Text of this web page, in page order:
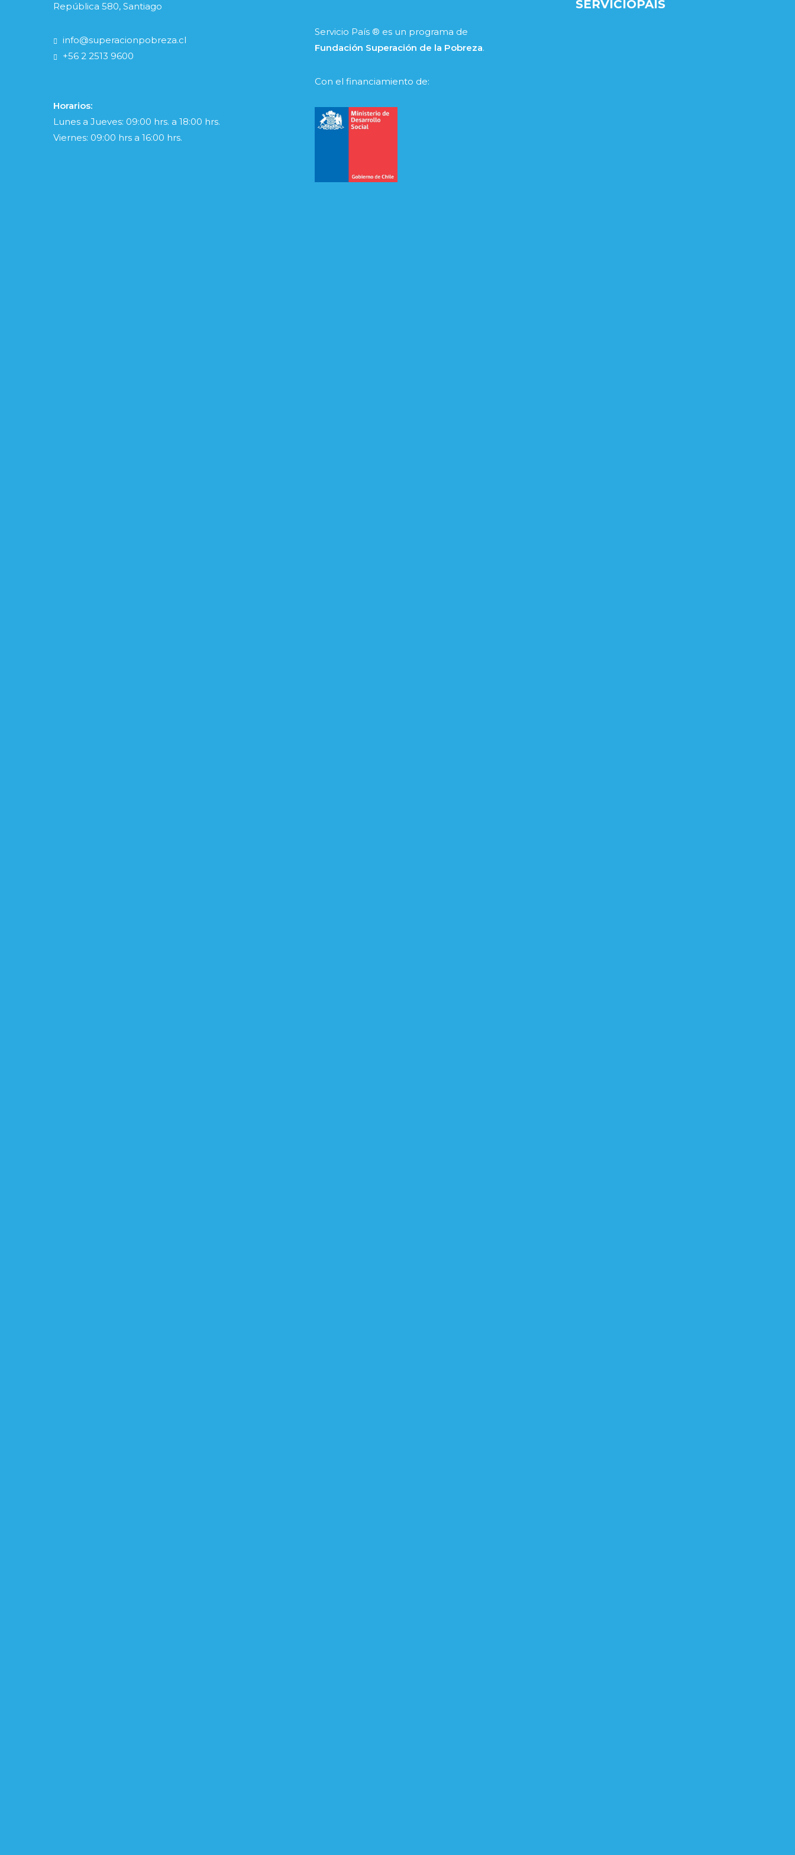
República 580, Santiago
info@superacionpobreza.cl
+56 2 2513 9600
Horarios:
Lunes a Jueves: 09:00 hrs. a 18:00 hrs.
Viernes: 09:00 hrs a 16:00 hrs.
Servicio País ® es un programa de
Fundación Superación de la Pobreza.
Con el financiamiento de:
SERVICIOPAIS